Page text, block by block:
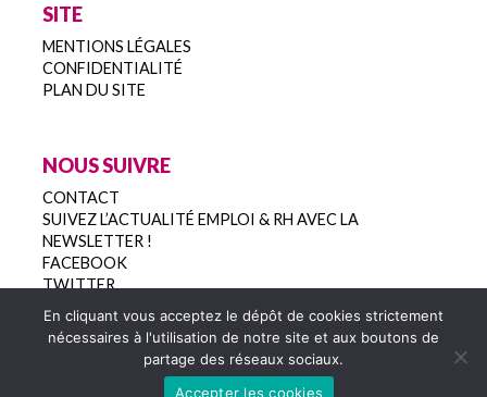
SITE
MENTIONS LÉGALES
CONFIDENTIALITÉ
PLAN DU SITE
NOUS SUIVRE
CONTACT
SUIVEZ L’ACTUALITÉ EMPLOI & RH AVEC LA
NEWSLETTER !
FACEBOOK
TWITTER
Copyright 2022
En cliquant vous acceptez le dépôt de cookies strictement
nécessaires à l'utilisation de notre site et aux boutons de
partage des réseaux sociaux.
Accepter les cookies